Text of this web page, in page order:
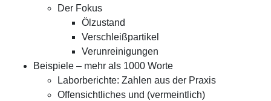
Der Fokus
Ölzustand
Verschleißpartikel
Verunreinigungen
Beispiele – mehr als 1000 Worte
Laborberichte: Zahlen aus der Praxis
Offensichtliches und (vermeintlich)